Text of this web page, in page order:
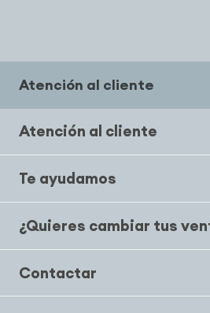
Atención al cliente
Atención al cliente
Te ayudamos
¿Quieres cambiar tus
Contactar